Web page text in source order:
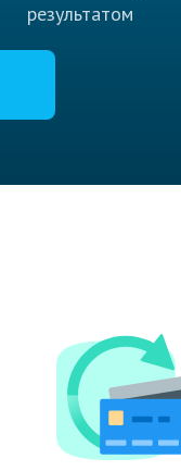
результатом